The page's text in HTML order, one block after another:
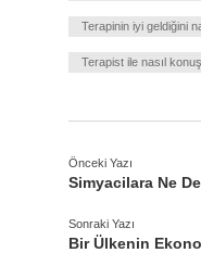
Terapinin iyi geldiğini
Terapist ile nasıl
Önceki Yazı
Simyacilara Ne
Sonraki Yazı
Bir Ülkenin